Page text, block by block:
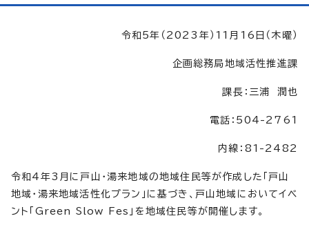
令和5年（2023年）11月16日（木曜）
企画総務局地域活性推進課
課長：三浦 潤也
電話：504-2761
内線：81-2482
令和4年3月に戸山・湯来地域の地域住民等が作成した「戸山
地域・湯来地域活性化プラン」に基づき、戸山地域においてイベ
ント「Green Slow Fes」を地域住民等が開催します。